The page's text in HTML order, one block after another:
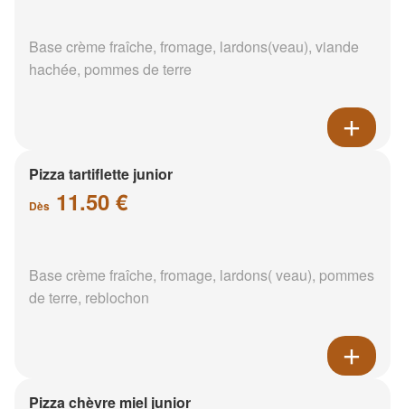
Base crème fraîche, fromage, lardons(veau), viande
hachée, pommes de terre
Pizza tartiflette junior
Dès 11.50 €
Base crème fraîche, fromage, lardons( veau), pommes
de terre, reblochon
Pizza chèvre miel junior